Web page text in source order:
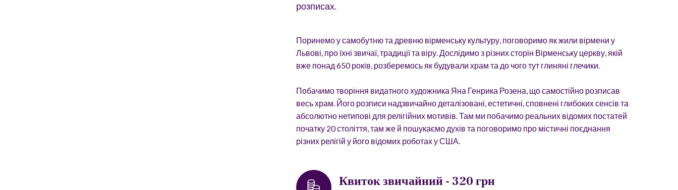
розписах.
Поринемо у самобутню та древню вірменську культуру, поговоримо як жили вірмени у
Львові, про їхні звичаї, традиції та віру. Дослідимо з різних сторін Вірменську церкву, якій
вже понад 650 років, розберемось як будували храм та до чого тут глиняні глечики.
Побачимо творіння видатного художника Яна Генрика Розена, що самостійно розписав
весь храм. Його розписи надзвичайно деталізовані, естетичні, сповнені глибоких сенсів та
абсолютно нетипові для релігійних мотивів. Там ми побачимо реальних відомих постатей
початку 20 століття, там же й пошукаємо духів та поговоримо про містичні поєднання
різних релігій у його відомих роботах у США.
Квиток звичайний - 320 грн